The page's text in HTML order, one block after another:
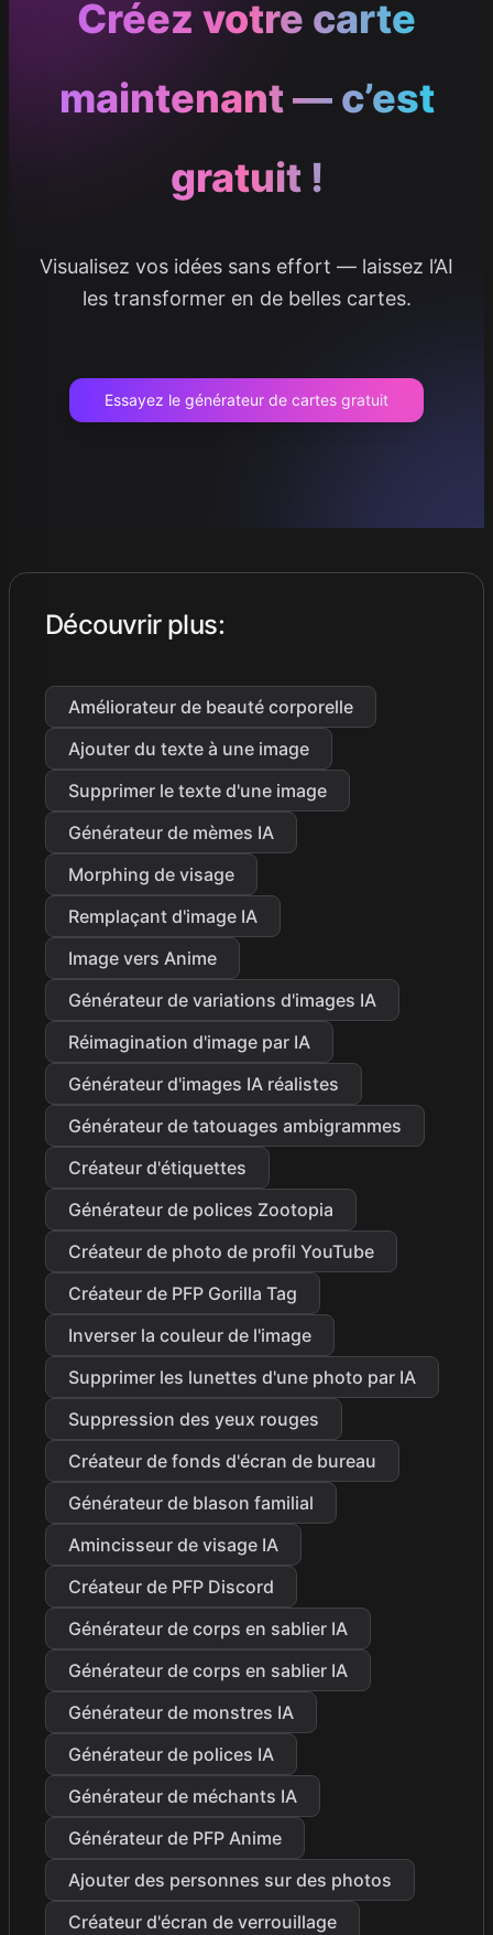
Créez votre carte
maintenant — c’est
gratuit !
Visualisez vos idées sans effort — laissez l’AI
les transformer en de belles cartes.
Essayez le générateur de cartes gratuit
Découvrir plus:
Améliorateur de beauté corporelle
Ajouter du texte à une image
Supprimer le texte d'une image
Générateur de mèmes IA
Morphing de visage
Remplaçant d'image IA
Image vers Anime
Générateur de variations d'images IA
Réimagination d'image par IA
Générateur d'images IA réalistes
Générateur de tatouages ambigrammes
Créateur d'étiquettes
Générateur de polices Zootopia
Créateur de photo de profil YouTube
Créateur de PFP Gorilla Tag
Inverser la couleur de l'image
Supprimer les lunettes d'une photo par IA
Suppression des yeux rouges
Créateur de fonds d'écran de bureau
Générateur de blason familial
Amincisseur de visage IA
Créateur de PFP Discord
Générateur de corps en sablier IA
Générateur de corps en sablier IA
Générateur de monstres IA
Générateur de polices IA
Générateur de méchants IA
Générateur de PFP Anime
Ajouter des personnes sur des photos
Créateur d'écran de verrouillage